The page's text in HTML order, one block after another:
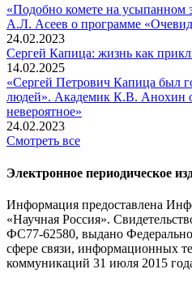
«Подобно комете на усыпанном
А.Л. Асеев о программе
24.02.2023
Сергей Капица: жизнь как
14.02.2025
«Сергей Петрович Капица был
людей». Академик К.В. Анохин
невероятное»
24.02.2023
Смотреть все
Электронное периодическое
Информация предоставлена
«Научная Россия».
ФС77-62580, выдано
сфере связи, информационных
коммуникаций 31 июля 2015